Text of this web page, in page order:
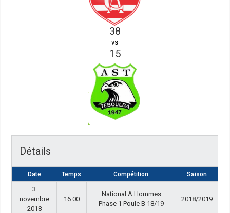
38
vs
15
Détails
Date Temps Compétition Saison
3
novembre
2018
16:00
National A Hommes
Phase 1 Poule B 18/19
2018/2019